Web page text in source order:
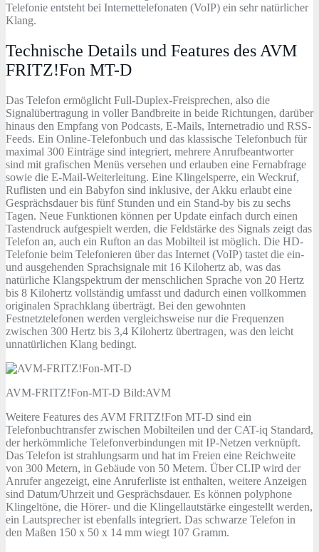
Telefonie entsteht bei Internettelefonaten (VoIP) ein sehr natürlicher
Klang.
Technische Details und Features des AVM
FRITZ!Fon MT-D
Das Telefon ermöglicht Full-Duplex-Freisprechen, also die
Signalübertragung in voller Bandbreite in beide Richtungen, darüber
hinaus den Empfang von Podcasts, E-Mails, Internetradio und RSS-
Feeds. Ein Online-Telefonbuch und das klassische Telefonbuch für
maximal 300 Einträge sind integriert, mehrere Anrufbeantworter
sind mit grafischen Menüs versehen und erlauben eine Fernabfrage
sowie die E-Mail-Weiterleitung. Eine Klingelsperre, ein Weckruf,
Ruflisten und ein Babyfon sind inklusive, der Akku erlaubt eine
Gesprächsdauer bis fünf Stunden und ein Stand-by bis zu sechs
Tagen. Neue Funktionen können per Update einfach durch einen
Tastendruck aufgespielt werden, die Feldstärke des Signals zeigt das
Telefon an, auch ein Rufton an das Mobilteil ist möglich. Die HD-
Telefonie beim Telefonieren über das Internet (VoIP) tastet die ein-
und ausgehenden Sprachsignale mit 16 Kilohertz ab, was das
natürliche Klangspektrum der menschlichen Sprache von 20 Hertz
bis 8 Kilohertz vollständig umfasst und dadurch einen vollkommen
originalen Sprachklang überträgt. Bei den gewohnten
Festnetztelefonen werden vergleichsweise nur die Frequenzen
zwischen 300 Hertz bis 3,4 Kilohertz übertragen, was den leicht
unnatürlichen Klang bedingt.
AVM-FRITZ!Fon-MT-D Bild:AVM
Weitere Features des AVM FRITZ!Fon MT-D sind ein
Telefonbuchtransfer zwischen Mobilteilen und der CAT-iq Standard,
der herkömmliche Telefonverbindungen mit IP-Netzen verknüpft.
Das Telefon ist strahlungsarm und hat im Freien eine Reichweite
von 300 Metern, in Gebäude von 50 Metern. Über CLIP wird der
Anrufer angezeigt, eine Anruferliste ist enthalten, weitere Anzeigen
sind Datum/Uhrzeit und Gesprächsdauer. Es können polyphone
Klingeltöne, die Hörer- und die Klingellautstärke eingestellt werden,
ein Lautsprecher ist ebenfalls integriert. Das schwarze Telefon in
den Maßen 150 x 50 x 14 mm wiegt 107 Gramm.